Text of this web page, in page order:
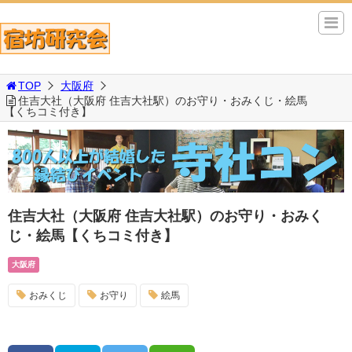
TOP
大阪府
住吉大社（大阪府 住吉大社駅）のお守り・おみくじ・絵馬
【くちコミ付き】
住吉大社（大阪府 住吉大社駅）のお守り・おみく
じ・絵馬【くちコミ付き】
大阪府
おみくじ お守り 絵馬